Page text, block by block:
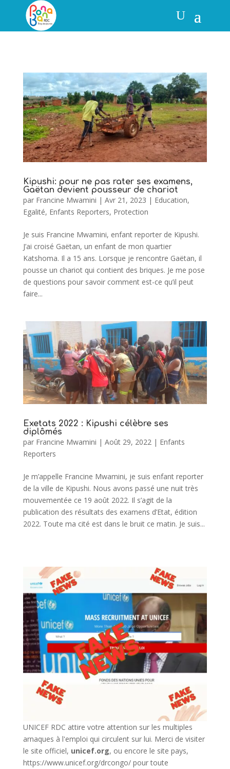
Kipushi: pour ne pas rater ses examens,
Gaëtan devient pousseur de chariot
par Francine Mwamini | Avr 21, 2023 | Education,
Egalité, Enfants Reporters, Protection
Je suis Francine Mwamini, enfant reporter de Kipushi.
J’ai croisé Gaëtan, un enfant de mon quartier
Katshoma. Il a 15 ans. Lorsque je rencontre Gaëtan, il
pousse un chariot qui contient des briques. Je me pose
de questions pour savoir comment est-ce qu’il peut
faire...
Exetats 2022 : Kipushi célèbre ses
diplômés
par Francine Mwamini | Août 29, 2022| Enfants
Reporters
Je m’appelle Francine Mwamini, je suis enfant reporter
de la ville de Kipushi. Nous avons passé une nuit très
mouvementée ce 19 août 2022. Il s’agit de la
publication des résultats des examens d’Etat, édition
2022. Toute ma cité est dans le bruit ce matin. Je suis...
UNICEF RDC attire votre attention sur les multiples
arnaques à l'emploi qui circulent sur lui. Merci de visiter
le site officiel, unicef.org, ou encore le site pays,
https://www.unicef.org/drcongo/pour toute